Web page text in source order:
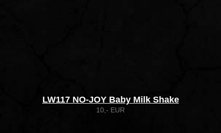
LW117 NO-JOY Baby Milk Shake
10,- EUR